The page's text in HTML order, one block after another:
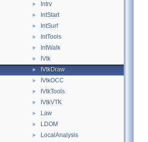
► Intrv
► IntStart
► IntSurf
► IntTools
► IntWalk
► IVtk
► IVtkDraw
► IVtkOCC
► IVtkTools
► IVtkVTK
► Law
► LDOM
► LocalAnalysis